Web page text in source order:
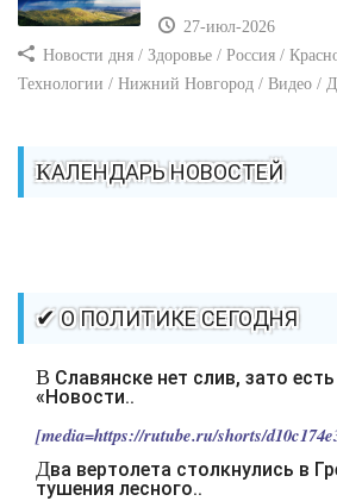
27-июл-2026
Новости дня / Здоровье / Россия /
Технологии / Нижний Новгород / Видео /
КАЛЕНДАРЬ НОВОСТЕЙ
✔ О ПОЛИТИКЕ СЕГОДНЯ
В Славянске нет слив, зато есть новый асфальт -
«Новости..
[media=https://rutube.ru/shorts/
Два вертолета столкнулись в Греции во время
тушения лесного..